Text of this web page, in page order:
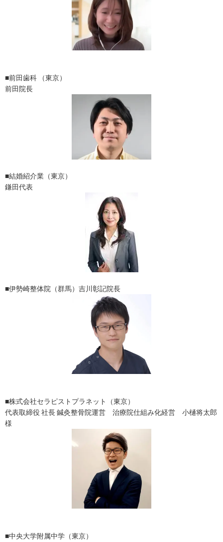
■前田歯科 （東京）
前田院長
■結婚紹介業（東京）
鎌田代表
■伊勢崎整体院（群馬）吉川彰記院長
■株式会社セラピストプラネット（東京）
代表取締役 社長 鍼灸整骨院運営 治療院仕組み化経営 小樋将太郎
様
■中央大学附属中学（東京）